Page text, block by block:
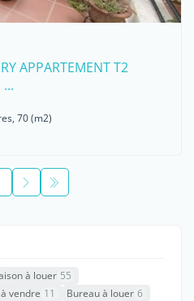
APPARTEMENT T2
...
70 (m2)
à louer 55
vendre 11 Bureau à louer 6